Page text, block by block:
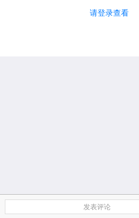
请登录查看
发表评论